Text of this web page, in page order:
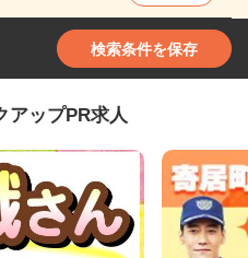
検索条件を保存
アップPR求人